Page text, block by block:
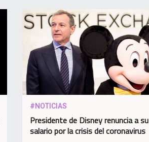
#NOTICIAS
Presidente de Disney renuncia a su
salario por la crisis del coronavirus